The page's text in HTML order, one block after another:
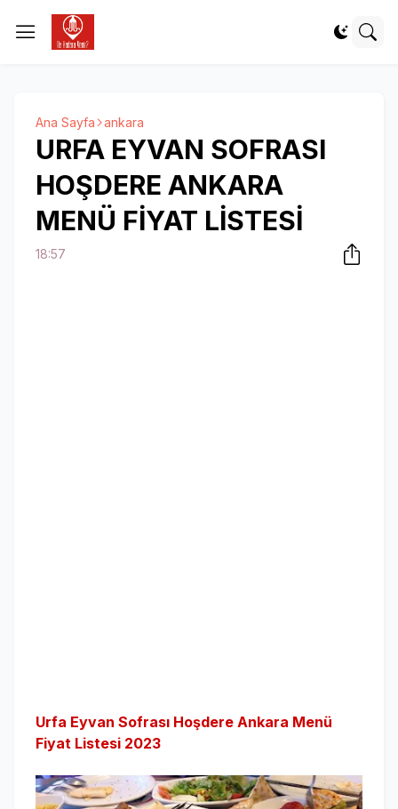
Ana Sayfa ankara
URFA EYVAN SOFRASI
HOŞDERE ANKARA
MENÜ FİYAT LİSTESİ
18:57
Urfa Eyvan Sofrası Hoşdere Ankara Menü
Fiyat Listesi 2023